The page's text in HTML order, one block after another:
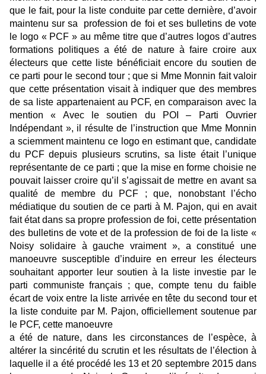
que le fait, pour la liste conduite par cette dernière, d’avoir
maintenu sur sa profession de foi et ses bulletins de vote
le logo « PCF » au même titre que d’autres logos d’autres
formations politiques a été de nature à faire croire aux
électeurs que cette liste bénéficiait encore du soutien de
ce parti pour le second tour ; que si Mme Monnin fait valoir
que cette présentation visait à indiquer que des membres
de sa liste appartenaient au PCF, en comparaison avec la
mention « Avec le soutien du POI – Parti Ouvrier
Indépendant », il résulte de l’instruction que Mme Monnin
a sciemment maintenu ce logo en estimant que, candidate
du PCF depuis plusieurs scrutins, sa liste était l’unique
représentante de ce parti ; que la mise en forme choisie ne
pouvait laisser croire qu’il s’agissait de mettre en avant sa
qualité de membre du PCF ; que, nonobstant l’écho
médiatique du soutien de ce parti à M. Pajon, qui en avait
fait état dans sa propre profession de foi, cette présentation
des bulletins de vote et de la profession de foi de la liste «
Noisy solidaire à gauche vraiment », a constitué une
manoeuvre susceptible d’induire en erreur les électeurs
souhaitant apporter leur soutien à la liste investie par le
parti communiste français ; que, compte tenu du faible
écart de voix entre la liste arrivée en tête du second tour et
la liste conduite par M. Pajon, officiellement soutenue par
le PCF, cette manoeuvre
a été de nature, dans les circonstances de l’espèce, à
altérer la sincérité du scrutin et les résultats de l’élection à
laquelle il a été procédé les 13 et 20 septembre 2015 dans